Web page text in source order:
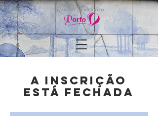
A inscrição
está fechada